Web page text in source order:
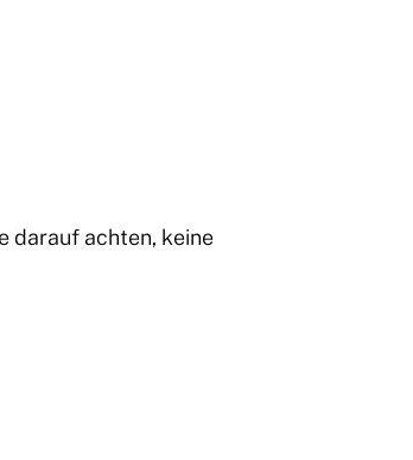
darauf achten, keine